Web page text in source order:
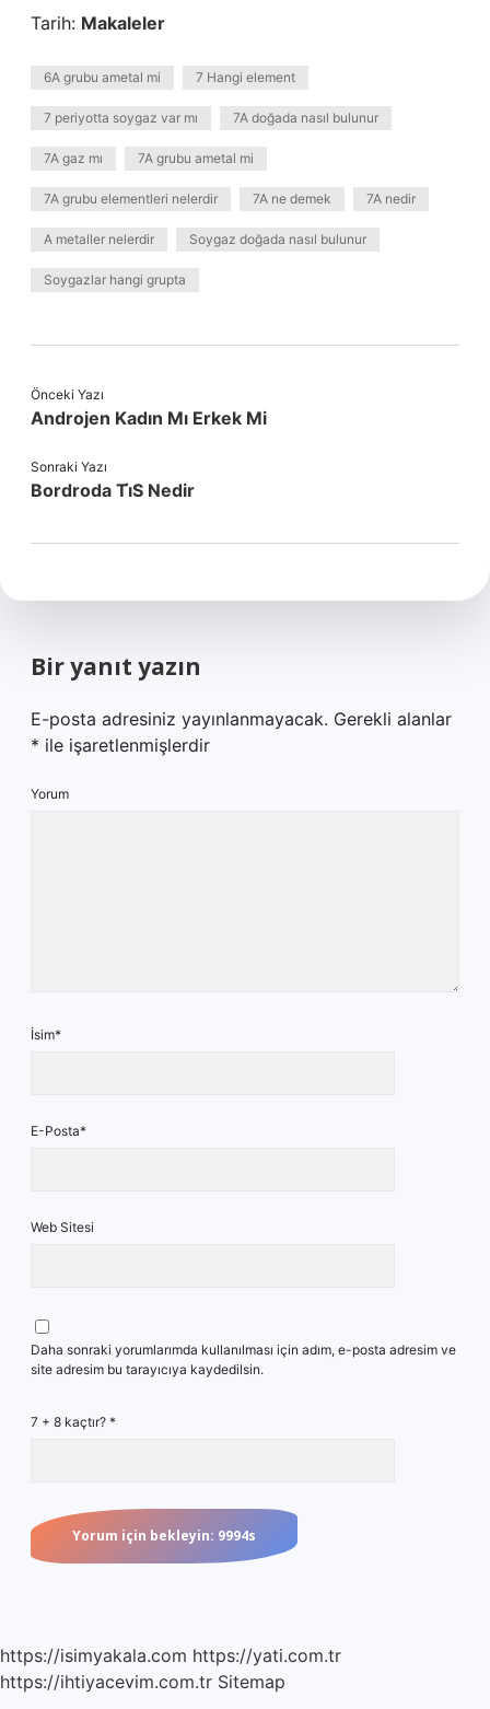
Tarih: Makaleler
6A grubu ametal mi 7 Hangi element
7 periyotta soygaz var mı 7A doğada nasıl bulunur
7A gaz mı 7A grubu ametal mi
7A grubu elementleri nelerdir 7A ne demek 7A nedir
A metaller nelerdir Soygaz doğada nasıl bulunur
Soygazlar hangi grupta
Önceki Yazı
Androjen Kadın Mı Erkek Mi
Sonraki Yazı
Bordroda Ti̇S Nedir
Bir yanıt yazın
E-posta adresiniz yayınlanmayacak. Gerekli alanlar
* ile işaretlenmişlerdir
Yorum
İsim*
E-Posta*
Web Sitesi
Daha sonraki yorumlarımda kullanılması için adım, e-posta adresim ve
site adresim bu tarayıcıya kaydedilsin.
7 + 8 kaçtır? *
https://isimyakala.com https://yati.com.tr
https://ihtiyacevim.com.tr Sitemap